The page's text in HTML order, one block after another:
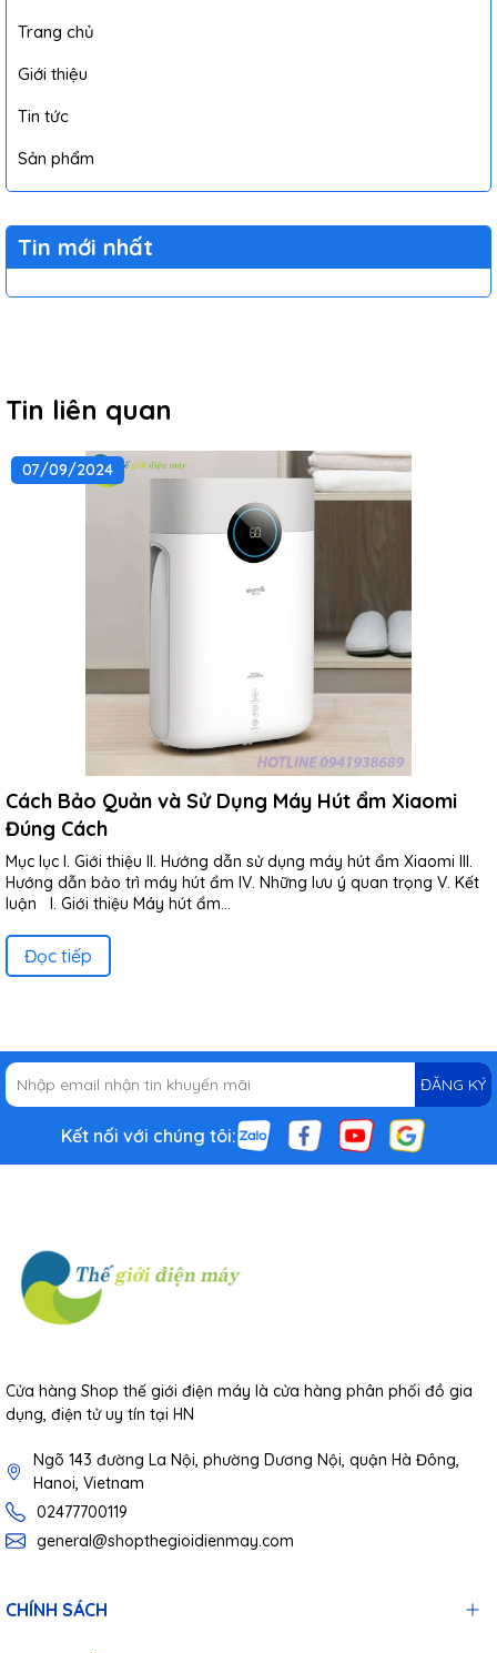
Trang chủ
Giới thiệu
Tin tức
Sản phẩm
Tin mới nhất
Tin liên quan
07/09/2024
Cách Bảo Quản và Sử Dụng Máy Hút ẩm Xiaomi
Đúng Cách
Mục lục I. Giới thiệu II. Hướng dẫn sử dụng máy hút ẩm Xiaomi III.
Hướng dẫn bảo trì máy hút ẩm IV. Những lưu ý quan trọng V. Kết
luận I. Giới thiệu Máy hút ẩm...
Đọc tiếp
ĐĂNG KÝ
Kết nối với chúng tôi:
Cửa hàng Shop thế giới điện máy là cửa hàng phân phối đồ gia
dụng, điện tử uy tín tại HN
Ngõ 143 đường La Nội, phường Dương Nội, quận Hà Đông,
Hanoi, Vietnam
02477700119
general@shopthegioidienmay.com
CHÍNH SÁCH